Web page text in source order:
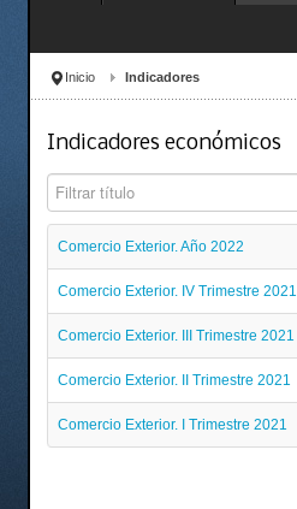
Inicio Indicadores
Indicadores económicos
Filtrar título
Comercio Exterior. Año 2022
Comercio Exterior. IV Trimestre 2021
Comercio Exterior. III Trimestre 2021
Comercio Exterior. II Trimestre 2021
Comercio Exterior. I Trimestre 2021